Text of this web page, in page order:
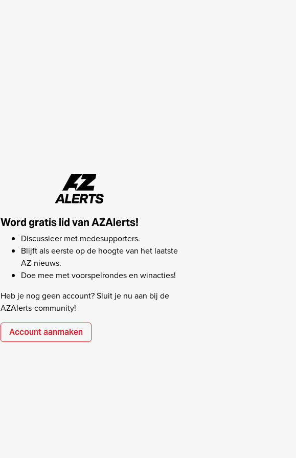
Word gratis lid van AZAlerts!
Discussieer met medesupporters.
Blijft als eerste op de hoogte van het laatste
AZ-nieuws.
Doe mee met voorspelrondes en winacties!
Heb je nog geen account? Sluit je nu aan bij de
AZAlerts-community!
Account aanmaken